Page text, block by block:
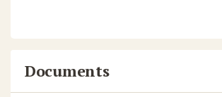
Documents